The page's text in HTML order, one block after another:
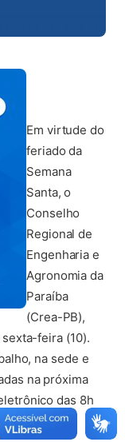
Em virtude do
feriado da
Semana
Santa, o
Conselho
Regional de
Engenharia e
Agronomia da
Paraíba
(Crea-PB),
feira (10).
na sede e
na próxima
das 8h